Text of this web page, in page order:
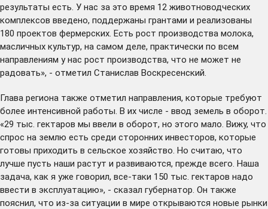
результаты есть. У нас за это время 12 животноводческих
комплексов введено, поддержаны грантами и реализованы
180 проектов фермерских. Есть рост производства молока,
масличных культур, на самом деле, практически по всем
направлениям у нас рост производства, что не может не
радовать», - отметил Станислав Воскресенский.
Глава региона также отметил направления, которые требуют
более интенсивной работы. В их числе - ввод земель в оборот.
«29 тыс. гектаров мы ввели в оборот, но этого мало. Вижу, что
спрос на землю есть среди сторонних инвесторов, которые
готовы приходить в сельское хозяйство. Но считаю, что
лучше пусть наши растут и развиваются, прежде всего. Наша
задача, как я уже говорил, все-таки 150 тыс. гектаров надо
ввести в эксплуатацию», - сказал губернатор. Он также
пояснил, что из-за ситуации в мире открываются новые рынки